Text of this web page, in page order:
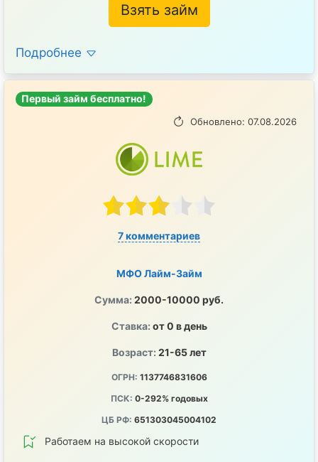
Взять займ
Подробнее
Первый займ бесплатно!
Обновлено: 07.08.2026
7 комментариев
МФО Лайм-Займ
Сумма: 2000-10000 руб.
Ставка: от 0 в день
Возраст: 21-65 лет
ОГРН: 1137746831606
ПСК: 0-292% годовых
ЦБ РФ: 651303045004102
Работаем на высокой скорости